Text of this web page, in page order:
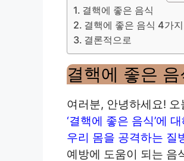
결핵에 좋은 음식
결핵에 좋은 음식 4가지
결론적으로
결핵에 좋은 음
여러분, 안녕하세요!
‘결핵에 좋은 음식’에
우리 몸을 공격하는 질
예방에 도움이 되는 음